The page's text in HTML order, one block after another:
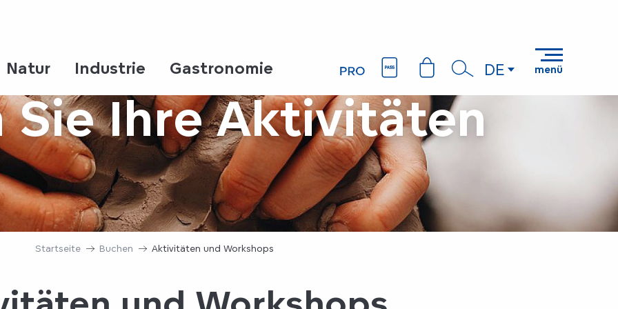
Suche
DE menü
Natur Industrie Gastronomie
Sie Ihre Aktivitäten
Startseite Buchen Aktivitäten und Workshops